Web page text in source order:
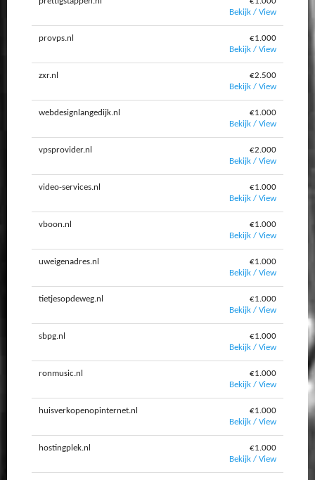
Bekijk / View
provps.nl
€1.000
Bekijk / View
zxr.nl
€2.500
Bekijk / View
webdesignlangedijk.nl
€1.000
Bekijk / View
vpsprovider.nl
€2.000
Bekijk / View
video-services.nl
€1.000
Bekijk / View
vboon.nl
€1.000
Bekijk / View
uweigenadres.nl
€1.000
Bekijk / View
tietjesopdeweg.nl
€1.000
Bekijk / View
sbpg.nl
€1.000
Bekijk / View
ronmusic.nl
€1.000
Bekijk / View
huisverkopenopinternet.nl
€1.000
Bekijk / View
hostingplek.nl
€1.000
Bekijk / View